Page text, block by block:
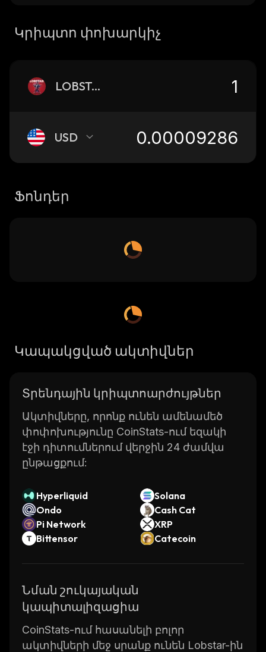
Կրիպտո փոխարկիչ
LOBSTAR
USD
Ֆոնդեր
Կապակցված ակտիվներ
Տրենդային կրիպտոարժույթներ
Ակտիվները, որոնք ունեն ամենամեծ
փոփոխությունը CoinStats-ում եզակի
էջի դիտումներում վերջին 24 ժամվա
ընթացքում:
Hyperliquid
Solana
Ondo
Cash Cat
Pi Network
XRP
Bittensor
Catecoin
Նման շուկայական
կապիտալիզացիա
CoinStats-ում հասանելի բոլոր
ակտիվների մեջ սրանք ունեն Lobstar-ին